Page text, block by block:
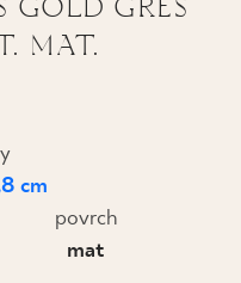
MAT.
cm
povrch
mat